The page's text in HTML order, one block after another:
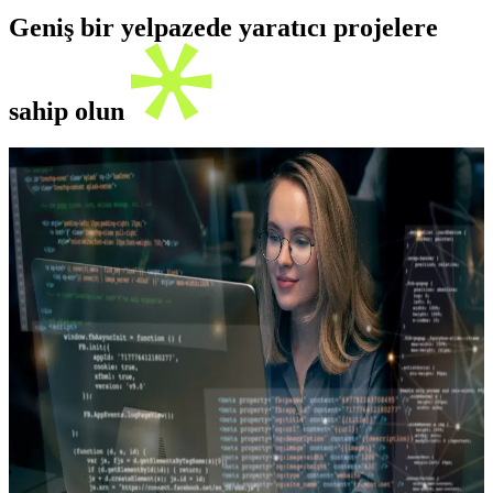
Geniş bir yelpazede yaratıcı projelere
sahip olun